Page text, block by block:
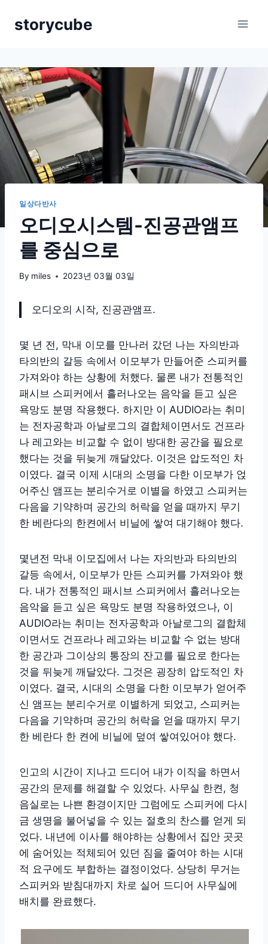
storycube
일상다반사
오디오시스템-진공관앰프
를 중심으로
By miles 2023년 03월 03일
오디오의 시작, 진공관앰프.
몇 년 전, 막내 이모를 만나러 갔던 나는 자의반과
타의반의 갈등 속에서 이모부가 만들어준 스피커를
가져와야 하는 상황에 처했다. 물론 내가 전통적인
패시브 스피커에서 흘러나오는 음악을 듣고 싶은
욕망도 분명 작용했다. 하지만 이 AUDIO라는 취미
는 전자공학과 아날로그의 결합체이면서도 건프라
나 레고와는 비교할 수 없이 방대한 공간을 필요로
했다는 것을 뒤늦게 깨달았다. 이것은 압도적인 차
이였다. 결국 이제 시대의 소명을 다한 이모부가 얹
어주신 앰프는 분리수거로 이별을 하였고 스피커는
다음을 기약하며 공간의 허락을 얻을 때까지 무기
한 베란다의 한켠에서 비닐에 쌓여 대기해야 했다.
몇년전 막내 이모집에서 나는 자의반과 타의반의
갈등 속에서, 이모부가 만든 스피커를 가져와야 했
다. 내가 전통적인 패시브 스피커에서 흘러나오는
음악을 듣고 싶은 욕망도 분명 작용하였으나, 이
AUDIO라는 취미는 전자공학과 아날로그의 결합체
이면서도 건프라나 레고와는 비교할 수 없는 방대
한 공간과 그이상의 통장의 잔고를 필요로 한다는
것을 뒤늦게 깨달았다. 그것은 굉장히 압도적인 차
이였다. 결국, 시대의 소명을 다한 이모부가 얻어주
신 앰프는 분리수거로 이별하게 되었고, 스피커는
다음을 기약하며 공간의 허락을 얻을 때까지 무기
한 베란다 한 켠에 비닐에 덮여 쌓여있어야 했다.
인고의 시간이 지나고 드디어 내가 이직을 하면서
공간의 문제를 해결할 수 있었다. 사무실 한켠, 청
음실로는 나쁜 환경이지만 그럼에도 스피커에 다시
금 생명을 불어넣을 수 있는 절호의 찬스를 얻게 되
었다. 내년에 이사를 해야하는 상황에서 집안 곳곳
에 숨어있는 적체되어 있던 짐을 줄여야 하는 시대
적 요구에도 부합하는 결정이었다. 상당히 무거는
스피커와 받침대까지 차로 실어 드디어 사무실에
배치를 완료했다.